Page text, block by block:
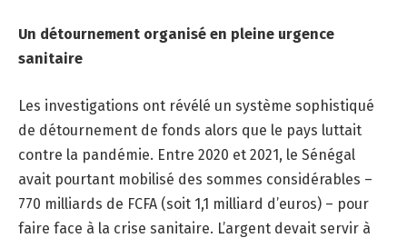
Un détournement organisé en pleine urgence
sanitaire
Les investigations ont révélé un système sophistiqué
de détournement de fonds alors que le pays luttait
contre la pandémie. Entre 2020 et 2021, le Sénégal
avait pourtant mobilisé des sommes considérables –
770 milliards de FCFA (soit 1,1 milliard d’euros) – pour
faire face à la crise sanitaire. L’argent devait servir à